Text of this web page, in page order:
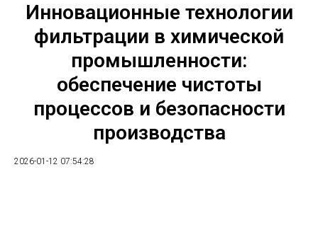
Инновационные технологии
фильтрации в химической
промышленности:
обеспечение чистоты
процессов и безопасности
производства
2026-01-12 07:54:28